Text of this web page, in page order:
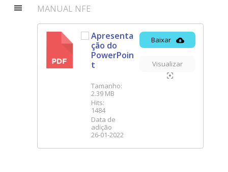
MANUAL NFE
Apresenta
ção do
PowerPoin
t
Tamanho:
2.39 MB
Hits:
1484
Data de
adição
26-01-2022
Baixar
Visualizar